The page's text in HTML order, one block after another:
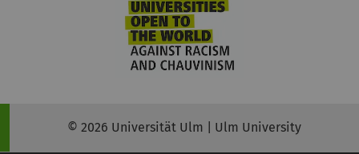
© 2026 Universität Ulm | Ulm University